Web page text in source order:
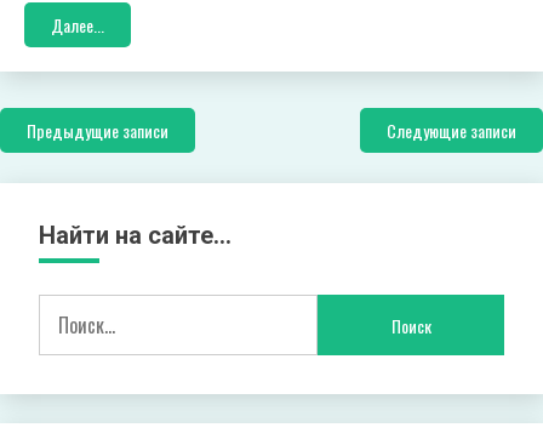
Далее...
Навигация
Предыдущие записи Следующие записи
Найти на сайте…